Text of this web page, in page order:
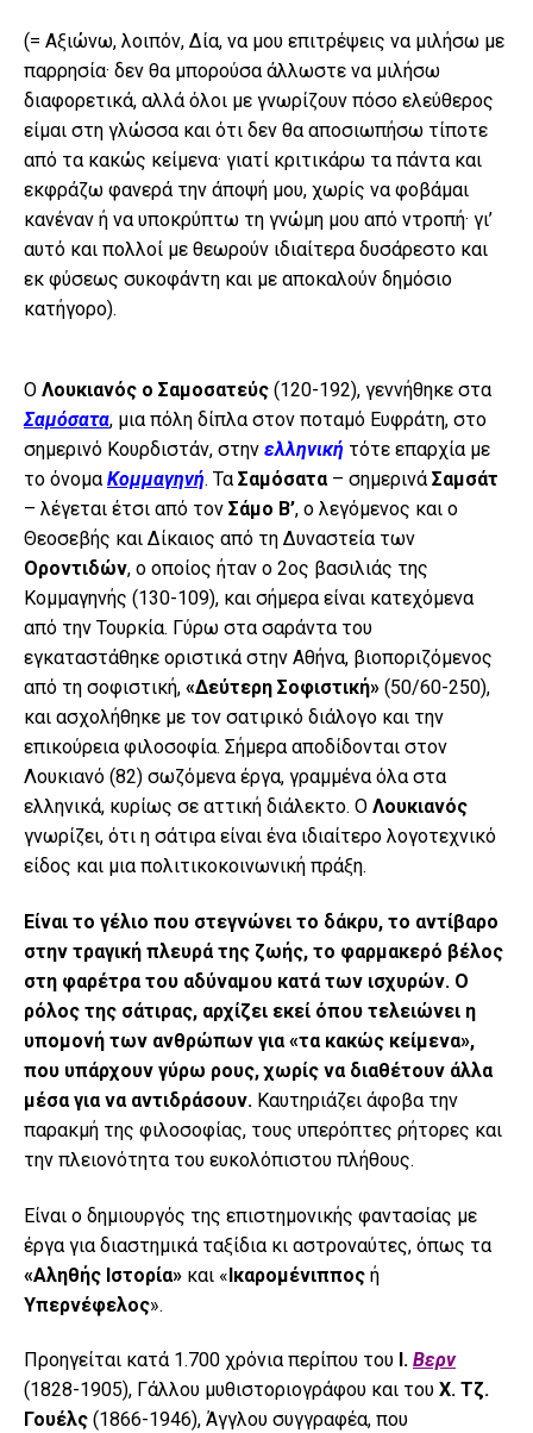
(= Αξιώνω, λοιπόν, Δία, να μου επιτρέψεις να μιλήσω με
παρρησία· δεν θα μπορούσα άλλωστε να μιλήσω
διαφορετικά, αλλά όλοι με γνωρίζουν πόσο ελεύθερος
είμαι στη γλώσσα και ότι δεν θα αποσιωπήσω τίποτε
από τα κακώς κείμενα· γιατί κριτικάρω τα πάντα και
εκφράζω φανερά την άποψή μου, χωρίς να φοβάμαι
κανέναν ή να υποκρύπτω τη γνώμη μου από ντροπή· γι’
αυτό και πολλοί με θεωρούν ιδιαίτερα δυσάρεστο και
εκ φύσεως συκοφάντη και με αποκαλούν δημόσιο
κατήγορο).
Ο Λουκιανός ο Σαμοσατεύς (120-192), γεννήθηκε στα
Σαμόσατα, μια πόλη δίπλα στον ποταμό Ευφράτη, στο
σημερινό Κουρδιστάν, στην ελληνική τότε επαρχία με
το όνομαΚομμαγηνή. ΤαΣαμόσατα– σημερινάΣαμσάτ
– λέγεται έτσι από τον Σάμο Β’, ο λεγόμενος και ο
Θεοσεβής και Δίκαιος από τη Δυναστεία των
Οροντιδών, ο οποίος ήταν ο 2ος βασιλιάς της
Κομμαγηνής (130-109), και σήμερα είναι κατεχόμενα
από την Τουρκία. Γύρω στα σαράντα του
εγκαταστάθηκε οριστικά στην Αθήνα, βιοποριζόμενος
από τη σοφιστική, «Δεύτερη Σοφιστική» (50/60-250),
και ασχολήθηκε με τον σατιρικό διάλογο και την
επικούρεια φιλοσοφία. Σήμερα αποδίδονται στον
Λουκιανό (82) σωζόμενα έργα, γραμμένα όλα στα
ελληνικά, κυρίως σε αττική διάλεκτο. Ο Λουκιανός
γνωρίζει, ότι η σάτιρα είναι ένα ιδιαίτερο λογοτεχνικό
είδος και μια πολιτικοκοινωνική πράξη.
Είναι το γέλιο που στεγνώνει το δάκρυ, το αντίβαρο
στην τραγική πλευρά της ζωής, το φαρμακερό βέλος
στη φαρέτρα του αδύναμου κατά των ισχυρών. Ο
ρόλος της σάτιρας, αρχίζει εκεί όπου τελειώνει η
υπομονή των ανθρώπων για «τα κακώς κείμενα»,
που υπάρχουν γύρω ρους, χωρίς να διαθέτουν άλλα
μέσα για να αντιδράσουν. Καυτηριάζει άφοβα την
παρακμή της φιλοσοφίας, τους υπερόπτες ρήτορες και
την πλειονότητα του ευκολόπιστου πλήθους.
Είναι ο δημιουργός της επιστημονικής φαντασίας με
έργα για διαστημικά ταξίδια κι αστροναύτες, όπως τα
«Αληθής Ιστορία» και «Ικαρομένιππος ή
Υπερνέφελος».
Προηγείται κατά 1.700 χρόνια περίπου του Ι. Βερν
(1828-1905), Γάλλου μυθιστοριογράφου και του Χ. Τζ.
Γουέλς (1866-1946), Άγγλου συγγραφέα, που